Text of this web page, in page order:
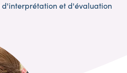
d'interprétation et d'évaluation